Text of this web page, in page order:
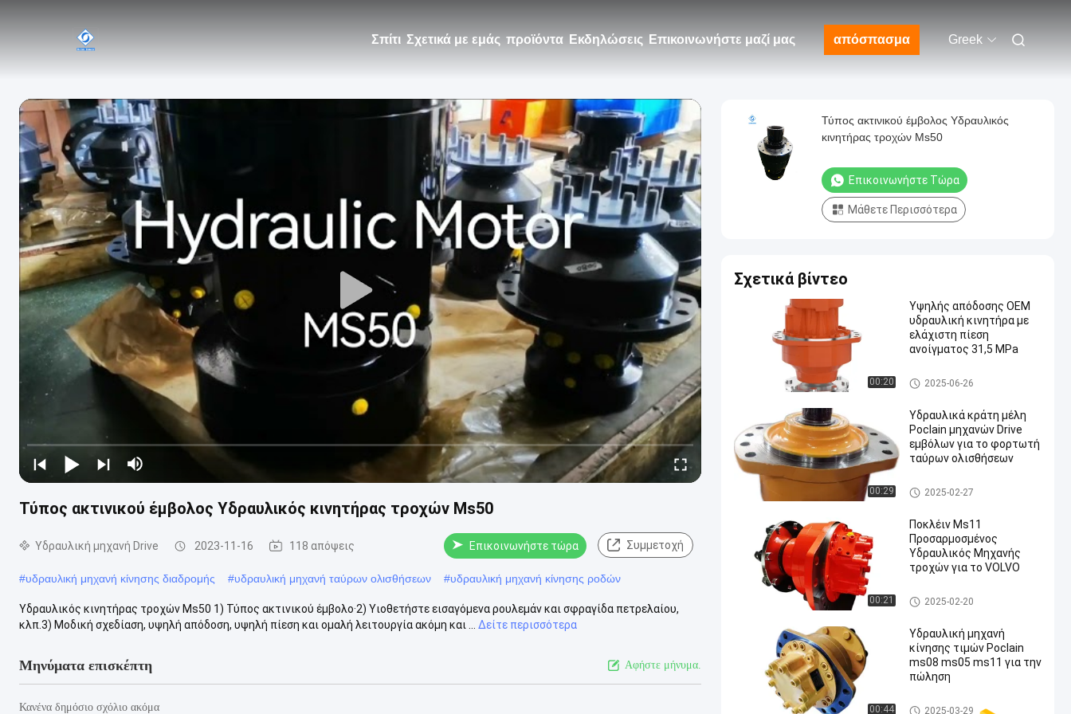
Σπίτι Σχετικά με εμάς προϊόντα Εκδηλώσεις Επικοινωνήστε μαζί μας απόσπασμα Greek
Τύπος ακτινικού έμβολος Υδραυλικός κινητήρας τροχών Ms50
Υδραυλική μηχανή Drive 2023-11-16 118 απόψεις Επικοινωνήστε τώρα Συμμετοχή
#υδραυλική μηχανή κίνησης διαδρομής #υδραυλική μηχανή ταύρων ολισθήσεων #υδραυλική μηχανή κίνησης ροδών
Υδραυλικός κινητήρας τροχών Ms50 1) Τύπος ακτινικού έμβολο·2) Υιοθετήστε εισαγόμενα ρουλεμάν και σφραγίδα πετρελαίου,
κλπ.3) Μοδική σχεδίαση, υψηλή απόδοση, υψηλή πίεση και ομαλή λειτουργία ακόμη και ...
Δείτε περισσότερα
Μηνύματα επισκέπτη Αφήστε μήνυμα.
Κανένα δημόσιο σχόλιο ακόμα
Τύπος ακτινικού έμβολος Υδραυλικός
κινητήρας τροχών Ms50
Επικοινωνήστε Τώρα
Μάθετε Περισσότερα
Σχετικά βίντεο
00:20
Υψηλής απόδοσης OEM
υδραυλική κινητήρα με
ελάχιστη πίεση
ανοίγματος 31,5 MPa
Υδραυλική μηχανή Drive
2025-06-26
00:29
Υδραυλικά κράτη μέλη
Poclain μηχανών Drive
εμβόλων για το φορτωτή
ταύρων ολισθήσεων
Υδραυλική μηχανή Drive
2025-02-27
00:21
Ποκλέιν Ms11
Προσαρμοσμένος
Υδραυλικός Μηχανής
τροχών για το VOLVO
Υδραυλική μηχανή Drive
2025-02-20
00:44
Υδραυλική μηχανή
κίνησης τιμών Poclain
ms08 ms05 ms11 για την
πώληση
Υδραυλική μηχανή Drive
2025-03-29